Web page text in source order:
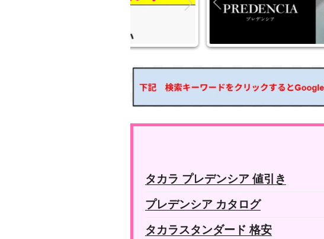
タカラ プレデンシア 値引き
プレデンシア カタログ
タカラスタンダード 格安